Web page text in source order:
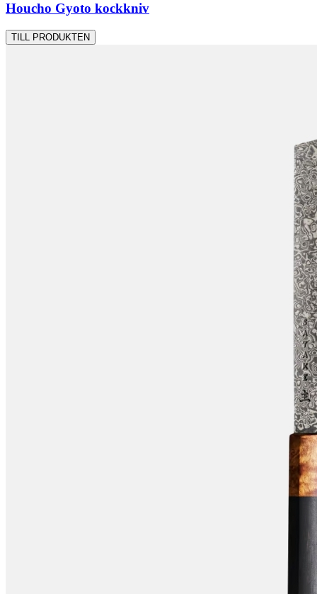
Houcho Gyoto kockkniv
TILL PRODUKTEN